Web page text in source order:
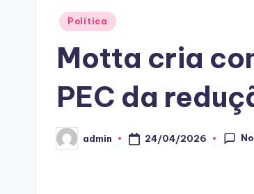
Posted
Politica
Motta cria
PEC da
Posted
by
admin 24/04/2026